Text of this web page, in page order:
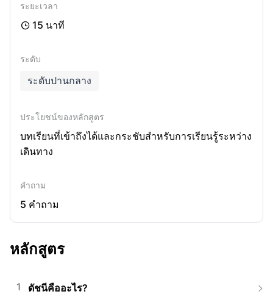
ระยะเวลา
 15 นาที
ระดับ
ระดับปานกลาง
ประโยชน์ของหลักสูตร
บทเรียนที่เข้าถึงได้และกระชับสำหรับการเรียนรู้ระหว่าง
เดินทาง
คำถาม
5 คำถาม
หลักสูตร
1 ดัชนีคืออะไร? 